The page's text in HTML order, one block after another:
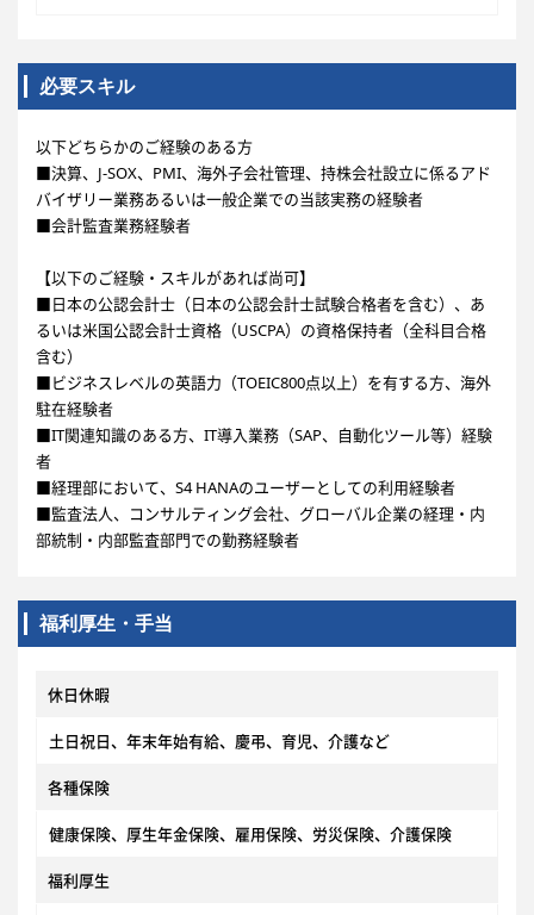
必要スキル
以下どちらかのご経験のある方
■決算、J-SOX、PMI、海外子会社管理、持株会社設立に係るアド
バイザリー業務あるいは一般企業での当該実務の経験者
■会計監査業務経験者
【以下のご経験・スキルがあれば尚可】
■日本の公認会計士（日本の公認会計士試験合格者を含む）、あ
るいは米国公認会計士資格（USCPA）の資格保持者（全科目合格
含む）
■ビジネスレベルの英語力（TOEIC800点以上）を有する方、海外
駐在経験者
■IT関連知識のある方、IT導入業務（SAP、自動化ツール等）経験
者
■経理部において、S4 HANAのユーザーとしての利用経験者
■監査法人、コンサルティング会社、グローバル企業の経理・内
部統制・内部監査部門での勤務経験者
福利厚生・手当
休日休暇
土日祝日、年末年始有給、慶弔、育児、介護など
各種保険
健康保険、厚生年金保険、雇用保険、労災保険、介護保険
福利厚生